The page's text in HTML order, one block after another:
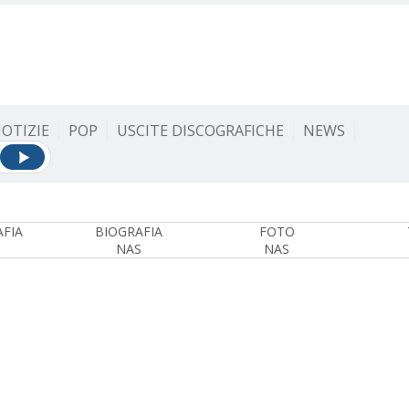
POP USCITE DISCOGRAFICHE NEWS
BIOGRAFIA
NAS
FOTO
NAS